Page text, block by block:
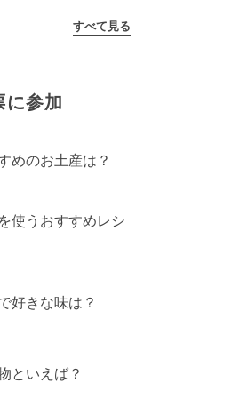
すべて見る
に参加
めのお土産は？
使うおすすめレシ
好きな味は？
といえば？